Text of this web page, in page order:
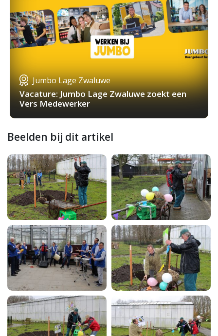
Jumbo Lage Zwaluwe
Vacature: Jumbo Lage Zwaluwe zoekt een
Vers Medewerker
Beelden bij dit artikel